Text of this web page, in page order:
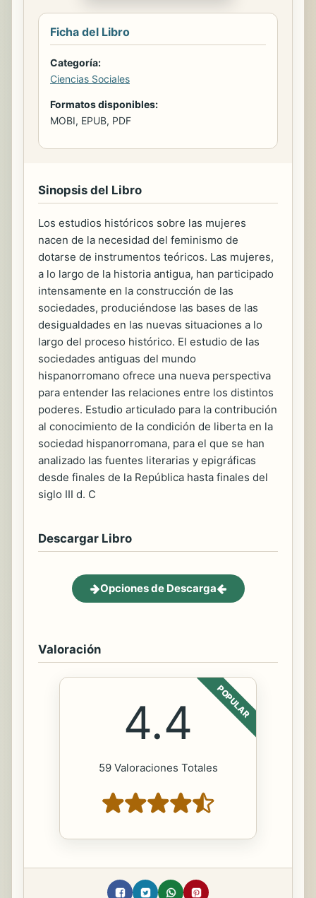
Ficha del Libro
Categoría:
Ciencias Sociales
Formatos disponibles:
MOBI, EPUB, PDF
Sinopsis del Libro
Los estudios históricos sobre las mujeres
nacen de la necesidad del feminismo de
dotarse de instrumentos teóricos. Las mujeres,
a lo largo de la historia antigua, han participado
intensamente en la construcción de las
sociedades, produciéndose las bases de las
desigualdades en las nuevas situaciones a lo
largo del proceso histórico. El estudio de las
sociedades antiguas del mundo
hispanorromano ofrece una nueva perspectiva
para entender las relaciones entre los distintos
poderes. Estudio articulado para la contribución
al conocimiento de la condición de liberta en la
sociedad hispanorromana, para el que se han
analizado las fuentes literarias y epigráficas
desde finales de la República hasta finales del
siglo III d. C
Descargar Libro
Opciones de Descarga
Valoración
POPULAR
4.4
59 Valoraciones Totales